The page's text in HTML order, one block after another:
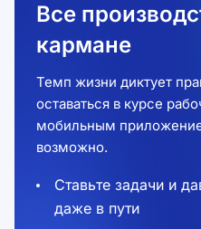
Все
кармане
Темп жизни диктует
оставаться в курсе
мобильным
возможно.
Ставьте задачи и
даже в пути